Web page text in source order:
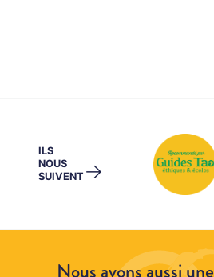
ILS
NOUS
SUIVENT →
Nous avons aussi une